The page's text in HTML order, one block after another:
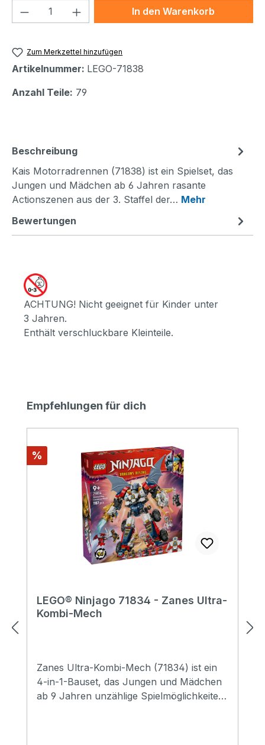
Produkt Anzahl: Gib denIn den Warenkorb
Zum Merkzettel hinzufügen
Artikelnummer: LEGO-71838
Anzahl Teile: 79
Beschreibung
Kais Motorradrennen (71838) ist ein Spielset, das
Jungen und Mädchen ab 6 Jahren rasante
Actionszenen aus der 3. Staffel der… Mehr
Bewertungen
ACHTUNG! Nicht geeignet für Kinder unter
3 Jahren.
Enthält verschluckbare Kleinteile.
Produktgalerie überspringen
Empfehlungen für dich
Rabatt
%
LEGO® Ninjago 71834 - Zanes Ultra-
Kombi-Mech
Zanes Ultra-Kombi-Mech (71834) ist ein
4-in-1-Bauset, das Jungen und Mädchen
ab 9 Jahren unzählige Spielmöglichkeiten